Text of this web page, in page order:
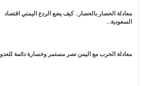
معادلة الحصار بالحصار.. كيف يضع الردع اليمني اقتصاد
السعودية…
​معادلة الحرب مع اليمن نصر مستمر وخسارة دائمة للعدو